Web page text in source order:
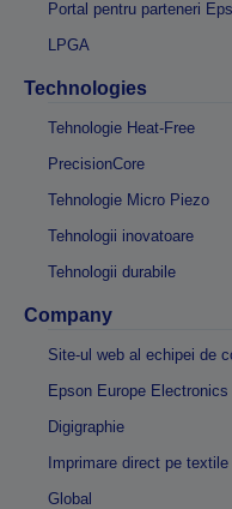
Portal pentru parteneri
LPGA
Technologies
Tehnologie Heat-Free
PrecisionCore
Tehnologie Micro Piezo
Tehnologii inovatoare
Tehnologii durabile
Company
Site-ul web al echipei de
Epson Europe Electronics
Digigraphie
Imprimare direct pe textile
Global